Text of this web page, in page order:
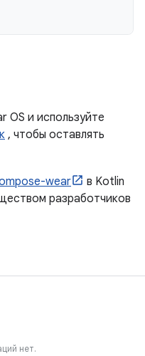
OS и используйте
, чтобы оставлять
wear
в Kotlin
разработчиков
нет.